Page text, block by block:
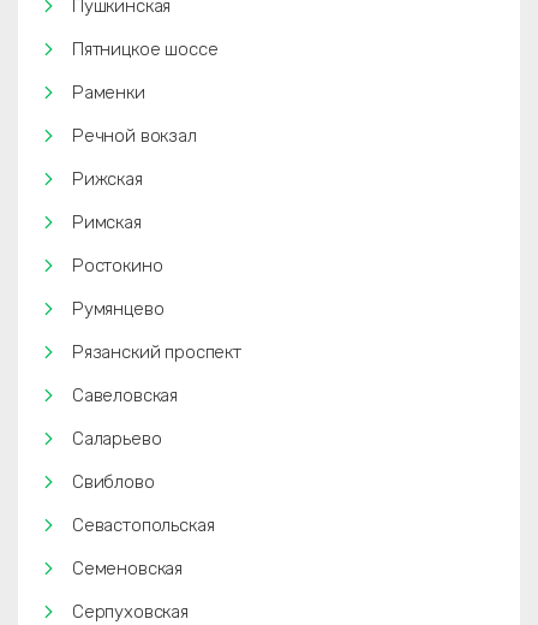
Пушкинская
Пятницкое шоссе
Раменки
Речной вокзал
Рижская
Римская
Ростокино
Румянцево
Рязанский проспект
Савеловская
Саларьево
Свиблово
Севастопольская
Семеновская
Серпуховская